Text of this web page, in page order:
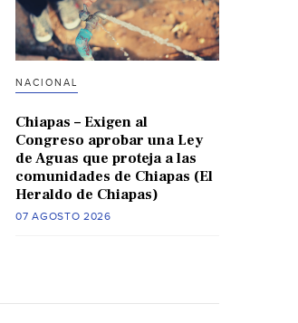
NACIONAL
Chiapas – Exigen al
Congreso aprobar una Ley
de Aguas que proteja a las
comunidades de Chiapas (El
Heraldo de Chiapas)
07 AGOSTO 2026